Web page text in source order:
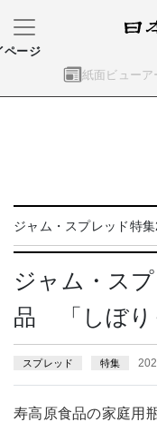
紙面ビューア
ページ
ジャム・スプレッド特
ジャム・ス
品 「しぼり
スプレッド 特集
寿高原食品の家庭用